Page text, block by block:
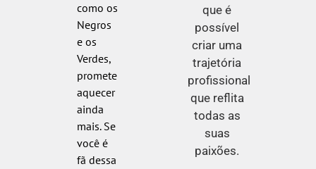
como os
Negros
e os
Verdes,
promete
aquecer
ainda
mais. Se
você é
fã dessa
que é
possível
criar uma
trajetória
profissional
que reflita
todas as
suas
paixões.